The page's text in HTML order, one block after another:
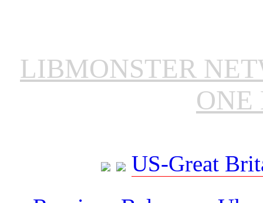
LIBMONSTER
ONE
US-Great